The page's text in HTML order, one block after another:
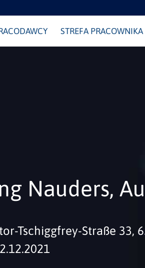
STREFA PRACOWNIKA
Nauders,
Tschiggfrey-Straße 33,